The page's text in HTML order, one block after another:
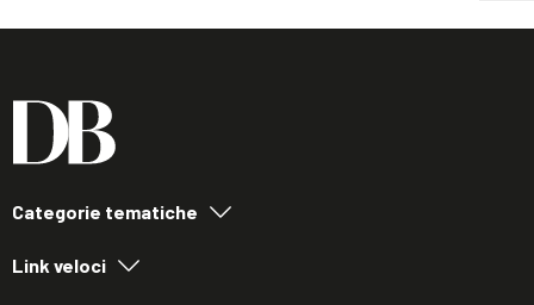
Categorie tematiche
Link veloci